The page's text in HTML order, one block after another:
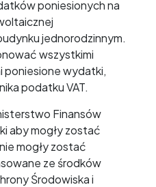
poniesionych na
jednorodzinnym.
wszystkimi
poniesione wydatki,
podatku VAT.
Finansów
aby mogły zostać
mogły zostać
ze środków
Środowiska i